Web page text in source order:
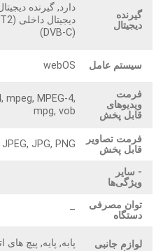
گیرنده
دیجیتال
(DVB-C)
سیستم عامل webOS
فرمت
ویدیوهای
قابل پخش
mpeg, MPEG-4,
mpg, vob
فرمت تصاویر
قابل پخش
JPEG, JPG, PNG
- سایر
ویژگی‌ها
توان مصرفی
دستگاه
–
لوازم جانبی
پابه, پایه, پیچ های